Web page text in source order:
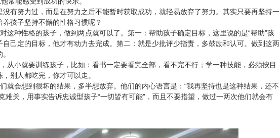
有努力过，而是在努力之后不能暂时获取成功，就轻易放弃了努力。其实只要再坚持一
孩子坚持不懈的性格习惯呢？
这种性格的孩子，做到两点就可以了。第一：帮助孩子确定目标，这里说的是“帮助”孩
己定的目标，他才有动力去完成。第二：就是少批评少指责，多鼓励和认可。做到这两
从小就要训练孩子，比如：看书一定要看完全部，看不完不行；学一种技能，必须按目
别人都吃完，你才可以走。
就会想到很坏的结果，多半想放弃。他们的内心语言是：“我再坚持也是这种结果，还不
难关，用事实告诉忠诚型孩子“一切皆有可能”，而且不要指望，做过一两次他们就会有